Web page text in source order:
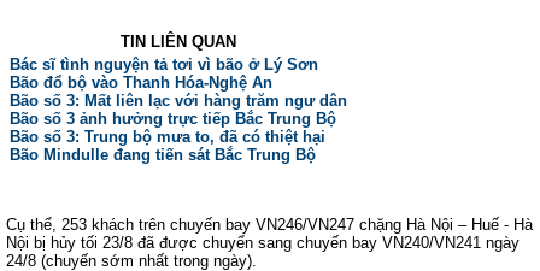
TIN LIÊN QUAN
Bác sĩ tình nguyện tả tơi vì bão ở Lý Sơn
Bão đổ bộ vào Thanh Hóa-Nghệ An
Bão số 3: Mất liên lạc với hàng trăm ngư dân
Bão số 3 ảnh hưởng trực tiếp Bắc Trung Bộ
Bão số 3: Trung bộ mưa to, đã có thiệt hại
Bão Mindulle đang tiến sát Bắc Trung Bộ
Cụ thể, 253 khách trên chuyến bay VN246/VN247 chặng Hà Nội – Huế - Hà
Nội bị hủy tối 23/8 đã được chuyển sang chuyến bay VN240/VN241 ngày
24/8 (chuyến sớm nhất trong ngày).